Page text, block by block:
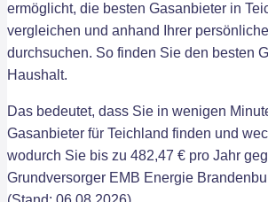
ermöglicht, die besten Gasanbieter in
vergleichen und anhand Ihrer
durchsuchen. So finden Sie den besten
Haushalt.
Das bedeutet, dass Sie in wenigen
Gasanbieter für Teichland finden und
wodurch Sie bis zu 482,47 € pro Jahr
Grundversorger EMB Energie